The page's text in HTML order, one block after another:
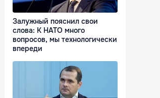
Залужный пояснил свои
слова: К НАТО много
вопросов, мы технологически
впереди